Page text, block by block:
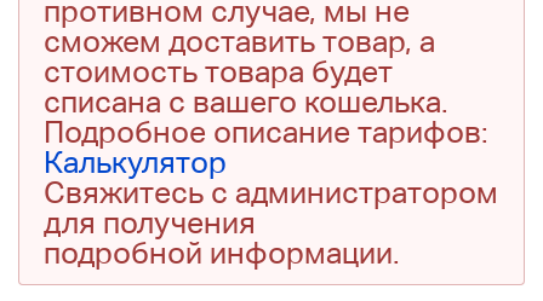
противном случае, мы не
сможем доставить товар, а
стоимость товара будет
списана с вашего кошелька.
Подробное описание тарифов:
Калькулятор
Свяжитесь с администратором
для получения
подробной информации.